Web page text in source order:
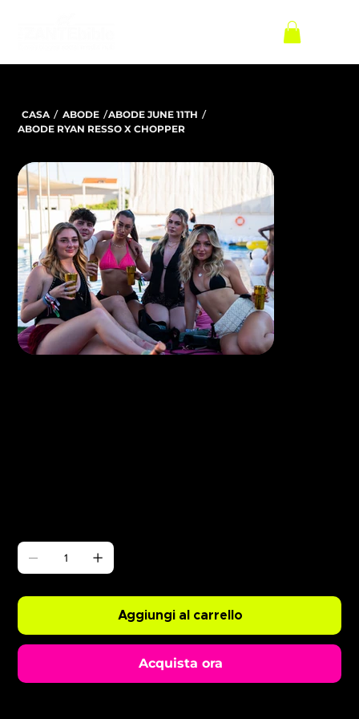
CASA / ABODE /ABODE JUNE 11TH /
ABODE RYAN RESSO X CHOPPER
Aggiungi al carrello
Acquista ora